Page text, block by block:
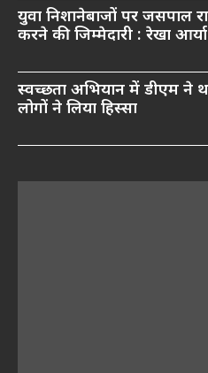
युवा निशानेबाजों पर जसपाल
करने की जिम्मेदारी : रेखा आर्या
स्वच्छता अभियान में डीएम ने
लोगों ने लिया हिस्सा